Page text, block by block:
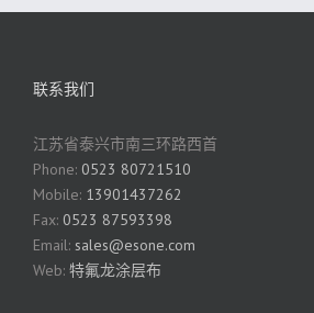
联系我们
江苏省泰兴市南三环路西首
Phone: 0523 80721510
Mobile: 13901437262
Fax: 0523 87593398
Email: sales@esone.com
Web: 特氟龙涂层布